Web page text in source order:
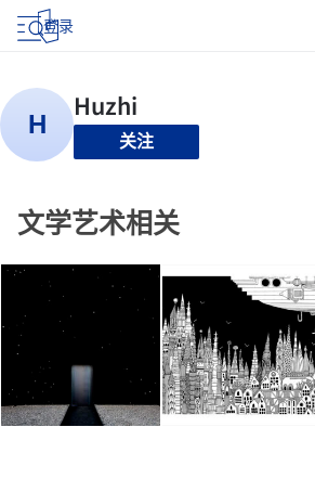
登录
关注
文学艺术相关